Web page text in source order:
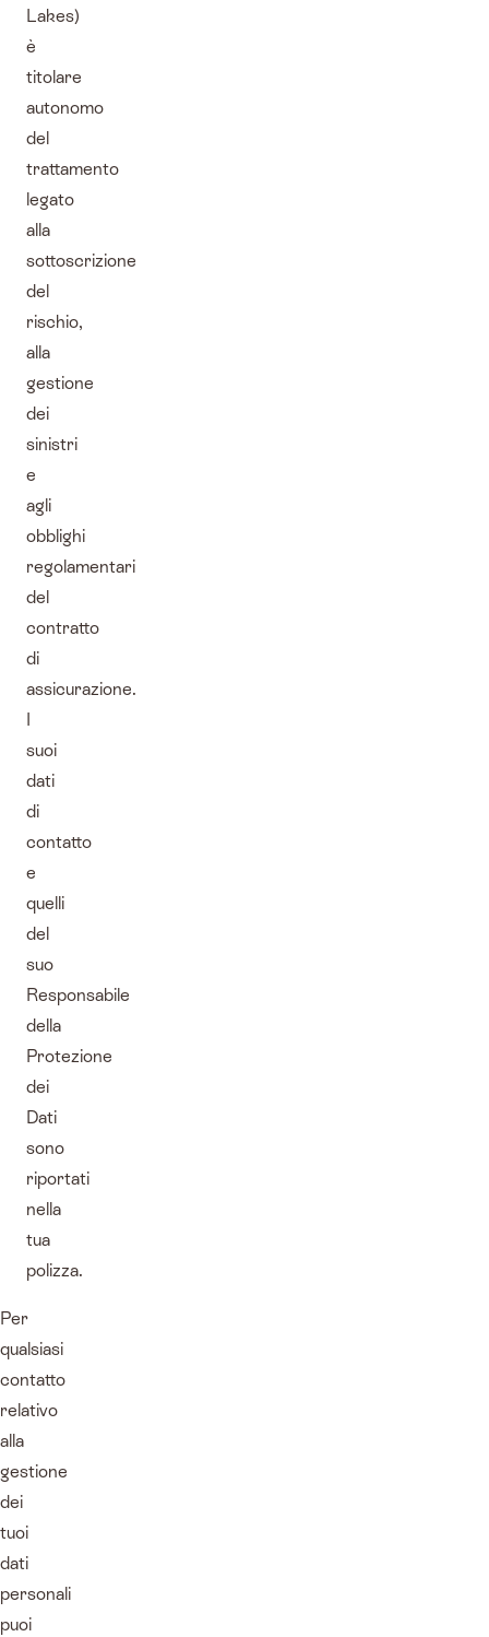
Lakes)
è
titolare
autonomo
del
trattamento
legato
alla
sottoscrizione
del
rischio,
alla
gestione
dei
sinistri
e
agli
obblighi
regolamentari
del
contratto
di
assicurazione.
suoi
dati
di
contatto
e
quelli
del
suo
Responsabile
della
Protezione
dei
Dati
sono
riportati
nella
tua
polizza.
Per
qualsiasi
contatto
relativo
alla
gestione
dei
tuoi
dati
personali
puoi